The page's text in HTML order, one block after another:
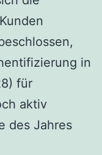
in
für
aktiv
des Jahres